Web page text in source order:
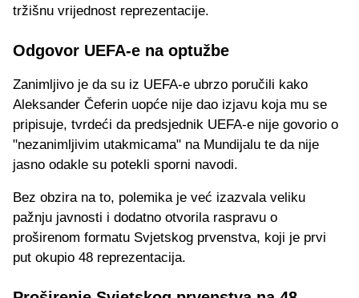
tržišnu vrijednost reprezentacije.
Odgovor UEFA-e na optužbe
Zanimljivo je da su iz UEFA-e ubrzo poručili kako
Aleksander Čeferin uopće nije dao izjavu koja mu se
pripisuje, tvrdeći da predsjednik UEFA-e nije govorio o
"nezanimljivim utakmicama" na Mundijalu te da nije
jasno odakle su potekli sporni navodi.
Bez obzira na to, polemika je već izazvala veliku
pažnju javnosti i dodatno otvorila raspravu o
proširenom formatu Svjetskog prvenstva, koji je prvi
put okupio 48 reprezentacija.